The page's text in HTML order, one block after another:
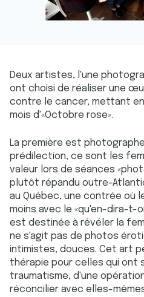
Deux artistes, l'une
ont choisi de réaliser une
contre le cancer, mettant
mois d'«Octobre rose».
La première est
prédilection, ce sont les
valeur lors de séances
plutôt répandu outre-
au Québec, une contrée où
moins avec le «qu'en-dira-t-
est destinée à révéler la
ne s'agit pas de photos
intimistes, douces. Cet art
thérapie pour celles qui ont
traumatisme, d'une
réconcilier avec elles-